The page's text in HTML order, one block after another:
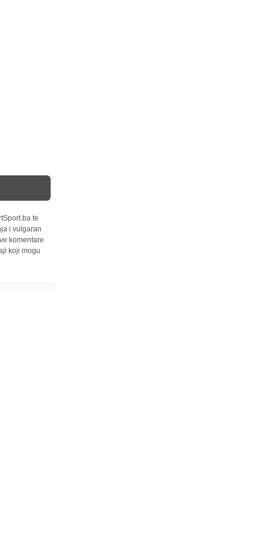
te
i vulgaran
komentare
koji mogu